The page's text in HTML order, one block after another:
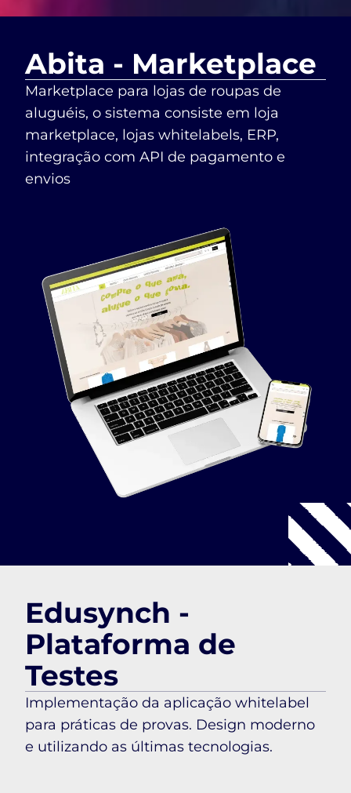
Abita - Marketplace
Marketplace para lojas de roupas de
aluguéis, o sistema consiste em loja
marketplace, lojas whitelabels, ERP,
integração com API de pagamento e
envios
Edusynch -
Plataforma de
Testes
Implementação da aplicação whitelabel
para práticas de provas. Design moderno
e utilizando as últimas tecnologias.